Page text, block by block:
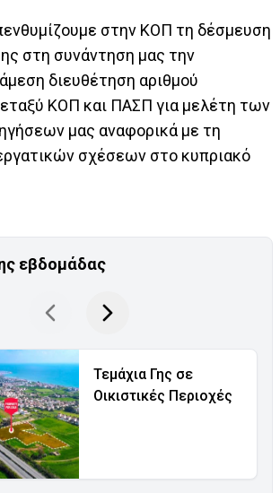
στην ΚΟΠ τη δέσμευση
στη συνάντηση μας την
διευθέτηση αριθμού
ΚΟΠ και ΠΑΣΠ για μελέτη των
μας αναφορικά με τη
σχέσεων στο κυπριακό
εβδομάδας
Τεμάχια Γης σε
Οικιστικές Περιοχές